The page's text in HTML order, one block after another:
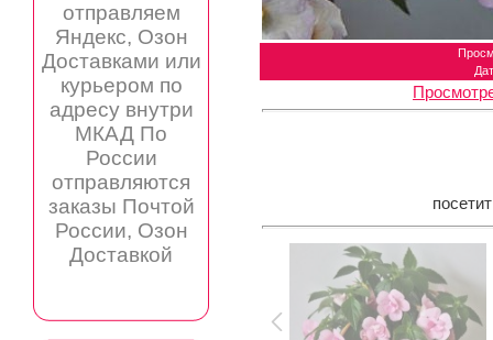
отправляем
Яндекс, Озон
Доставками или
курьером по
адресу внутри
МКАД По
России
отправляются
заказы Почтой
России, Озон
Доставкой